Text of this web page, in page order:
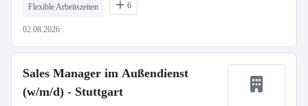
Flexible Arbeitszeiten 6
02.08.2026
Sales Manager im Außendienst
(w/m/d) - Stuttgart